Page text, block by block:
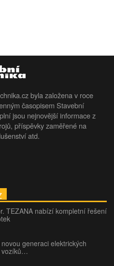
byla založena v roce
časopisem Stavební
jsou nejnovější informace z
příspěvky zaměřené na
atd.
TEZANA nabízí kompletní řešení
generaci elektrických
vozíků…